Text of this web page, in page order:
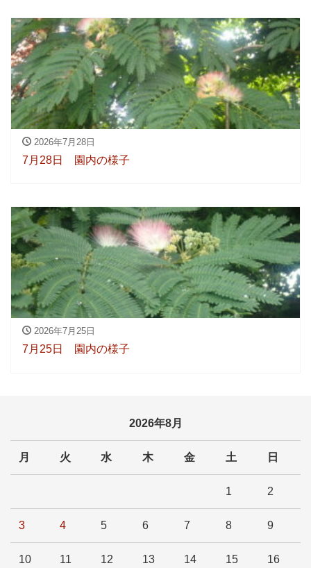
2026年7月28日
7月28日 園内の様子
2026年7月25日
7月25日 園内の様子
2026年8月
月 火 水 木 金 土 日
1 2
3 4 5 6 7 8 9
10 11 12 13 14 15 16